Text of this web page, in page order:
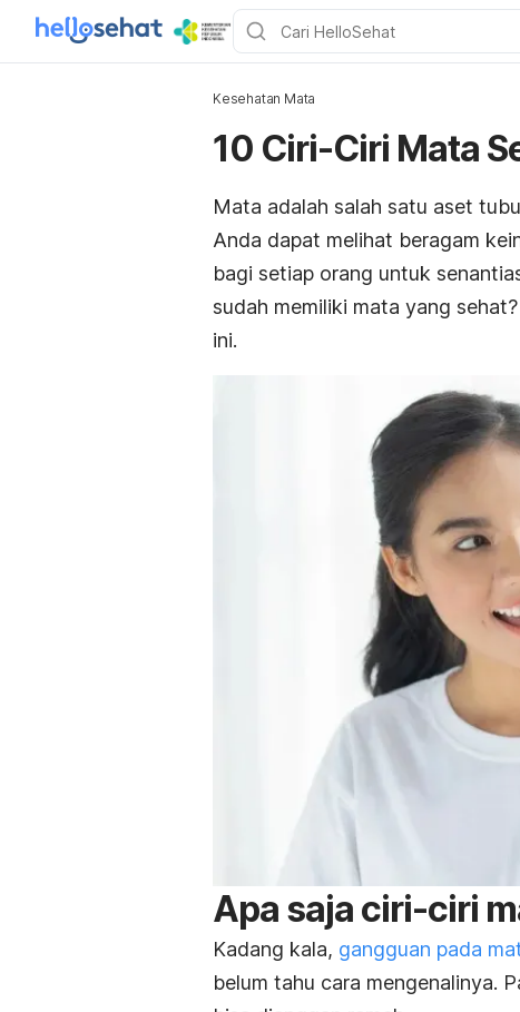
Kesehatan Mata
10 Ciri-Ciri Mata
Mata adalah salah satu aset
Anda dapat melihat beragam
bagi setiap orang untuk
sudah memiliki mata yang
ini.
Apa saja ciri-ciri
Kadang kala, gangguan pada
belum tahu cara mengenalinya.